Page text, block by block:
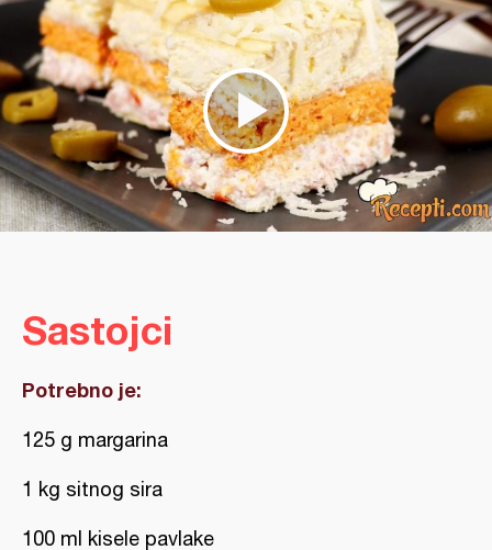
Sastojci
Potrebno je:
125 g margarina
1 kg sitnog sira
100 ml kisele pavlake